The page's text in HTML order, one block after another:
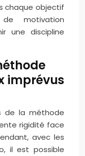
chaque objectif
motivation
une discipline
imprévus
de la méthode
rigidité face
avec les
il est possible